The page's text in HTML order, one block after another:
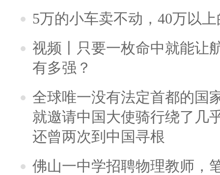
5万的小车卖不动，40万以
视频丨只要一枚命中就能让
有多强？
全球唯一没有法定首都的国
就邀请中国大使骑行绕了几
还曾两次到中国寻根
佛山一中学招聘物理教师，